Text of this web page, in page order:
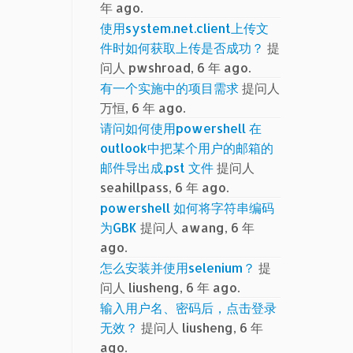
年 ago.
使用system.net.client上传文
件时如何获取上传是否成功？ 提
问人 pwshroad, 6 年 ago.
有一个实施中的项目需求提问人
万恒, 6 年 ago.
请问如何使用powershell 在
outlook中把某个用户的邮箱的
邮件导出成.pst 文件提问人
seahillpass, 6 年 ago.
powershell 如何将字符串编码
为GBK 提问人 awang, 6 年
ago.
怎么安装并使用selenium？ 提
问人 liusheng, 6 年 ago.
输入用户名、密码后，点击登录
无效？ 提问人 liusheng, 6 年
ago.